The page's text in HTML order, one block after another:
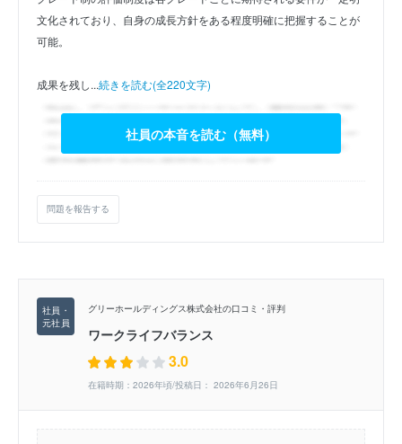
文化されており、自身の成長方針をある程度明確に把握することが
可能。
成果を残し...続きを読む(全220文字)
社員の本音を読む（無料）
問題を報告する
グリーホールディングス株式会社の口コミ・評判
ワークライフバランス
3.0
在籍時期：2026年頃/投稿日： 2026年6月26日